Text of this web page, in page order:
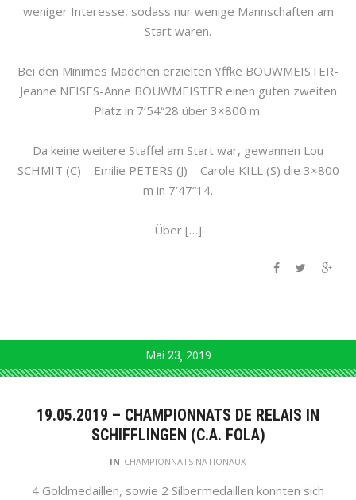
weniger Interesse, sodass nur wenige Mannschaften am
Start waren.
Bei den Minimes Mädchen erzielten Yffke BOUWMEISTER-
Jeanne NEISES-Anne BOUWMEISTER einen guten zweiten
Platz in 7‘54“28 über 3×800 m.
Da keine weitere Staffel am Start war, gewannen Lou
SCHMIT (C) – Emilie PETERS (J) – Carole KILL (S) die 3×800
m in 7‘47“14.
Über […]
Mai 23 2019
19.05.2019 – CHAMPIONNATS DE RELAIS IN
SCHIFFLINGEN (C.A. FOLA)
IN CHAMPIONNATS NATIONAUX
4 Goldmedaillen, sowie 2 Silbermedaillen konnten sich